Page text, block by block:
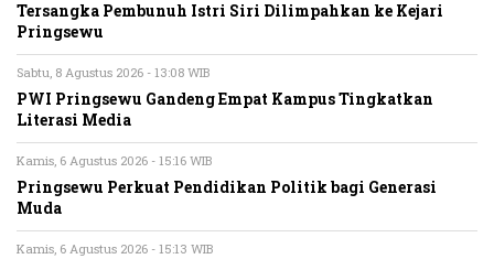
Tersangka Pembunuh Istri Siri Dilimpahkan ke Kejari
Pringsewu
Sabtu, 8 Agustus 2026 - 13:08 WIB
PWI Pringsewu Gandeng Empat Kampus Tingkatkan
Literasi Media
Kamis, 6 Agustus 2026 - 15:16 WIB
Pringsewu Perkuat Pendidikan Politik bagi Generasi
Muda
Kamis, 6 Agustus 2026 - 15:13 WIB